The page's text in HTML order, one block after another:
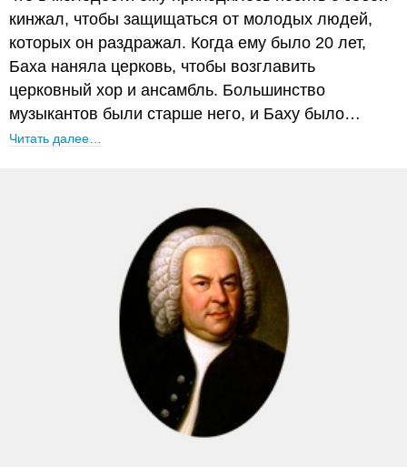
кинжал, чтобы защищаться от молодых людей,
которых он раздражал. Когда ему было 20 лет,
Баха наняла церковь, чтобы возглавить
церковный хор и ансамбль. Большинство
музыкантов были старше него, и Баху было…
Читать далее…